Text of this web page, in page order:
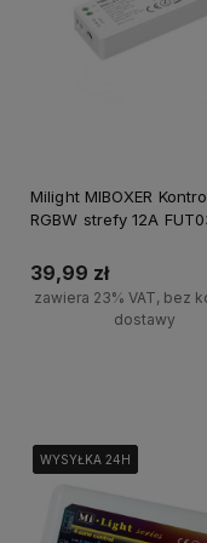
Milight MIBOXER
RGBW strefy 12A
39,99 zł
zawiera 23% VAT, bez
dostawy
WYSYŁKA 24H
WYSYŁKA 24H
WYSYŁKA 24H
WYSYŁKA 24H